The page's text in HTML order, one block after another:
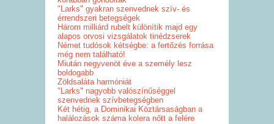
"Larks" gyakran szenvednek szív- és
érrendszeri betegségek
Három milliárd rubelt különítik majd egy
alapos orvosi vizsgálatok tinédzserek
Német tudósok kétségbe: a fertőzés forrása
még nem található!
Miután negyvenöt éve a személy lesz
boldogabb
Zöldsaláta harmóniát
"Larks" nagyobb valószínűséggel
szenvednek szívbetegségben
Két hétig, a Dominikai Köztársaságban a
halálozások száma kolera nőtt a felére